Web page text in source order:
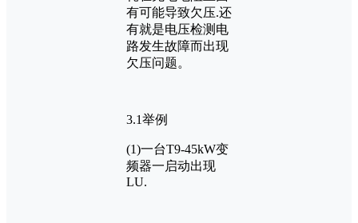
有可能导致欠压.还
有就是电压检测电
路发生故障而出现
欠压问题。
3.1举例
(1)一台T9-45kW变
频器一启动出现
LU.